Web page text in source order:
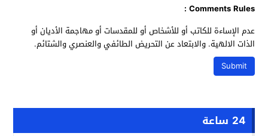
Comments Rules :
عدم الإساءة للكاتب أو للأشخاص أو للمقدسات أو مهاجمة الأديان أو
الذات الالهية. والابتعاد عن التحريض الطائفي والعنصري والشتائم.
24 ساعة